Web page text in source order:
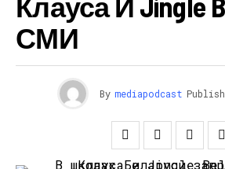
СМИ
By mediapodcast